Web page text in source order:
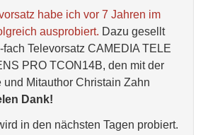
habe ich vor 7 Jahren im
ausprobiert. Dazu gesellt
Televorsatz CAMEDIA TELE
PRO TCON14B, den mit der
und Mitauthor Christain Zahn
Dank!
in den nächsten Tagen probiert.